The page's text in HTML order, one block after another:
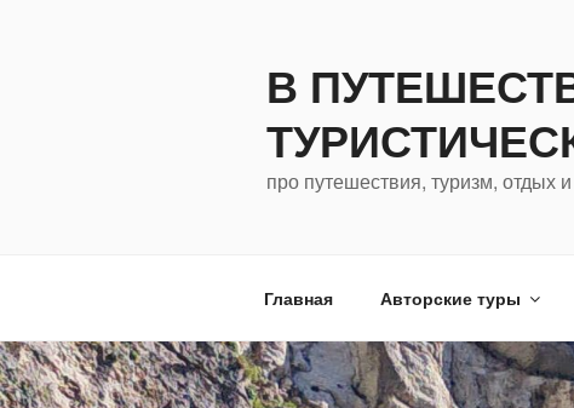
В
про путешествия, туризм, отдых
Главная Авторские туры